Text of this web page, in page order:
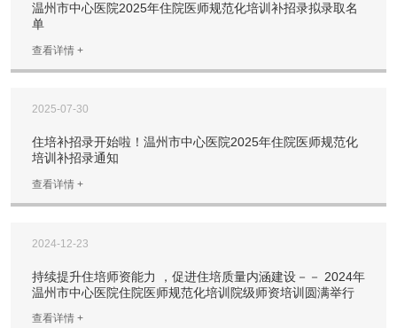
温州市中心医院2025年住院医师规范化培训补招录拟录取名
单
查看详情 +
2025-07-30
住培补招录开始啦！温州市中心医院2025年住院医师规范化
培训补招录通知
查看详情 +
2024-12-23
持续提升住培师资能力 ，促进住培质量内涵建设－－ 2024年
温州市中心医院住院医师规范化培训院级师资培训圆满举行
查看详情 +